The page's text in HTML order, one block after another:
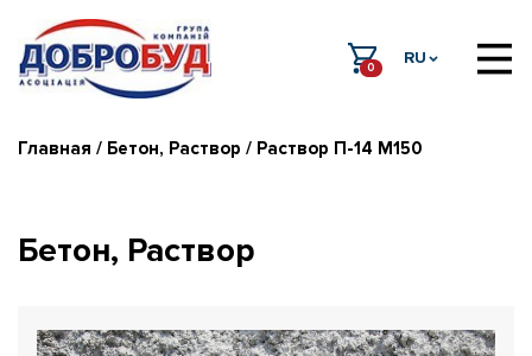
0
RU
Главная / Бетон, Раствор / Раствор П-14 М150
Бетон, Раствор